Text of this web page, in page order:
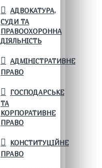
АДВОКАТУРА,
СУДИ ТА
ПРАВООХОРОННА
ДІЯЛЬНІСТЬ
АДМІНІСТРАТИВНЕ
ПРАВО
ГОСПОДАРСЬКЕ
ТА
КОРПОРАТИВНЕ
ПРАВО
КОНСТИТУЦІЙНЕ
ПРАВО